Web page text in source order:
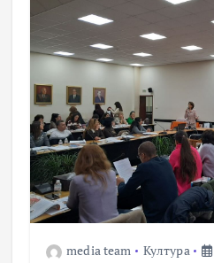
media team Култура